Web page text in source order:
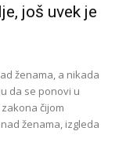
još uvek je
ženama, a nikada
da se ponovi u
čijom
ženama, izgleda